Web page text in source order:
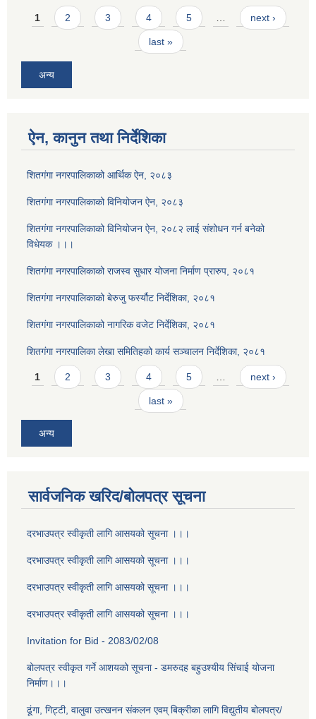
Pages
1 2 3 4 5 … next ›
last »
अन्य
ऐन, कानुन तथा निर्देशिका
शितगंगा नगरपालिकाको आर्थिक ऐन, २०८३
शितगंगा नगरपालिकाको विनियोजन ऐन, २०८३
शितगंगा नगरपालिकाको विनियोजन ऐन, २०८२ लाई संशोधन गर्न बनेको
विधेयक ।।।
शितगंगा नगरपालिकाको राजस्व सुधार योजना निर्माण प्रारुप, २०८१
शितगंगा नगरपालिकाको बेरुजु फर्स्यौट निर्देशिका, २०८१
शितगंगा नगरपालिकाको नागरिक वजेट निर्देशिका, २०८१
शितगंगा नगरपालिका लेखा समितिहको कार्य सञ्चालन निर्देशिका, २०८१
Pages
1 2 3 4 5 next ›
last »
अन्य
सार्वजनिक खरिद/बोलपत्र सूचना
दरभाउपत्र स्वीकृती लागि आसयको सूचना ।।।
दरभाउपत्र स्वीकृती लागि आसयको सूचना ।।।
दरभाउपत्र स्वीकृती लागि आसयको सूचना ।।।
दरभाउपत्र स्वीकृती लागि आसयको सूचना ।।।
Invitation for Bid - 2083/02/08
बोलपत्र स्वीकृत गर्ने आशयको सूचना - डमरुदह बहुउश्यीय सिंचाई योजना
निर्माण।।।
ढूंगा, गिट्टी, वालुवा उत्खनन संकलन एवम् बिक्रीका लागि विद्युतीय बोलपत्र/